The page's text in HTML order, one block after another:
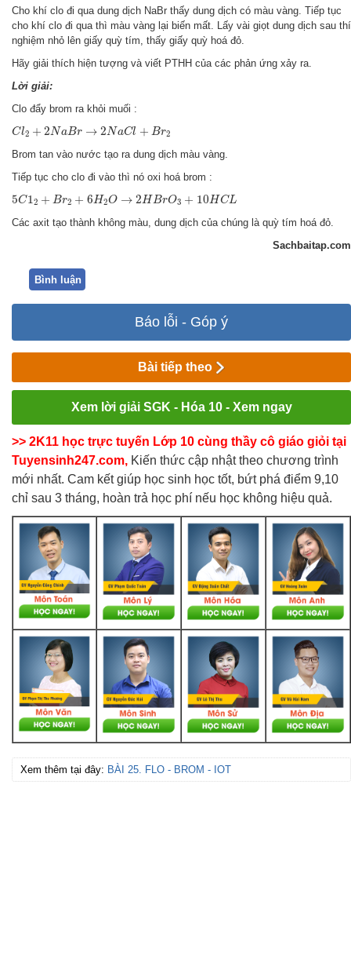
Cho khí clo đi qua dung dịch NaBr thấy dung dịch có màu vàng. Tiếp tục
cho khí clo đi qua thì màu vàng lại biến mất. Lấy vài giọt dung dịch sau thí
nghiệm nhỏ lên giấy quỳ tím, thấy giấy quỳ hoá đỏ.
Hãy giải thích hiện tượng và viết PTHH của các phản ứng xảy ra.
Lời giải:
Clo đẩy brom ra khỏi muối :
Cl2 + 2NaBr → 2NaCl + Br2
Cl2 2 N aB → N aCl+ Br2
Brom tan vào nước tạo ra dung dịch màu vàng.
Tiếp tục cho clo đi vào thì nó oxi hoá brom :
5C12 + Br2 + 6H2O → 2HBrO3 + 10HCL
5C1 + r2 H 2 O→2 BrO3+ 10H C L
Các axit tạo thành không màu, dung dịch của chúng là quỳ tím hoá đỏ.
Sachbaitap.com
Bình luận
Báo lỗi - Góp ý
Bài tiếp theo
Xem lời giải SGK - Hóa 10 - Xem ngay
>> 2K11 học trực tuyến Lớp 10 cùng thầy cô giáo giỏi tại
Tuyensinh247.com, Kiến thức cập nhật theo chương trình
mới nhất. Cam kết giúp học sinh học tốt, bứt phá điểm 9,10
chỉ sau 3 tháng, hoàn trả học phí nếu học không hiệu quả.
Xem thêm tại đây: BÀI 25. FLO - BROM - IOT